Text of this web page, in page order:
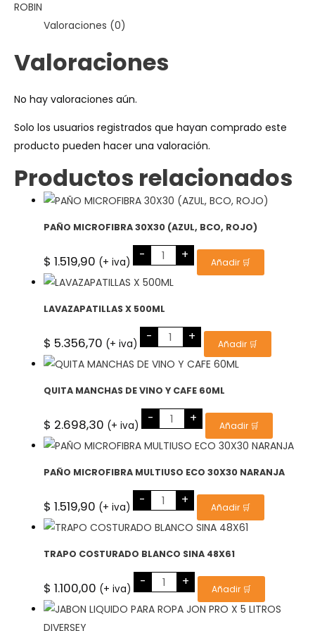
ROBIN
Valoraciones (0)
Valoraciones
No hay valoraciones aún.
Solo los usuarios registrados que hayan comprado este
producto pueden hacer una valoración.
Productos relacionados
PAÑO MICROFIBRA 30X30 (AZUL, BCO, ROJO)
$ 1.519,90 (+ iva) - PAÑO
MICROFIBRA
30X30
(AZUL,
BCO,
cantidad
+ Añadir 🛒
LAVAZAPATILLAS X 500ML
$ 5.356,70 (+ iva) - LAVAZAPATILLAS
500ML
cantidad
+ Añadir 🛒
QUITA MANCHAS DE VINO Y CAFE 60ML
$ 2.698,30 (+ iva) - QUITA
MANCHAS
DE
VINO
Y
60ML
+ Añadir 🛒
PAÑO MICROFIBRA MULTIUSO ECO 30X30 NARANJA
$ 1.519,90 (+ iva) - PAÑO
MICROFIBRA
MULTIUSO
ECO
30X30
cantidad
+ Añadir 🛒
TRAPO COSTURADO BLANCO SINA 48X61
$ 1.100,00 (+ iva) - TRAPO
COSTURADO
BLANCO
SINA
48X61
+ Añadir 🛒